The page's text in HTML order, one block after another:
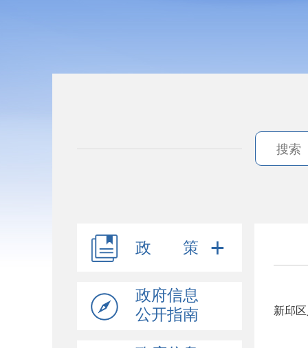
政 策
政府信息
公开指南
新邱